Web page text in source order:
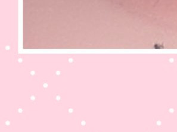
ト、格安乱視用カラコン専門店のブルー系 乱
視用カラコン
【1ヶ月/乱視用】 トリカ サンセット ブラウン
ン、乱視カラコン、格安乱視用カラコン、激
視カラコン、遠視用カラコン、遠視カラコン
ト、格安乱視用カラコン専門店のパープル系
ン、乱視カラコン、格安乱視用カラコン、激